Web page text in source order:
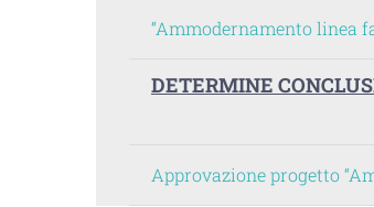
“Ammodernamento linea
DETERMINE
Approvazione progetto